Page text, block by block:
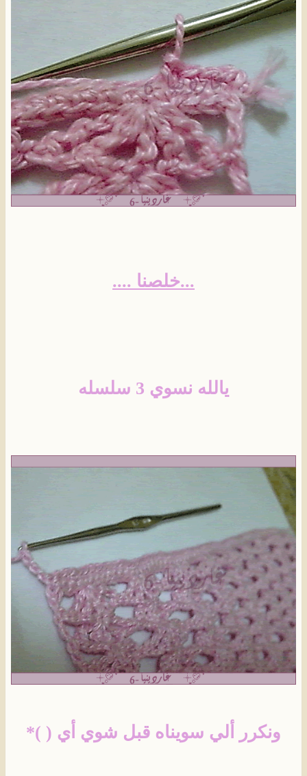
...خلصنا ....
يالله نسوي 3 سلسله
ونكرر ألي سويناه قبل شوي أي ( )*